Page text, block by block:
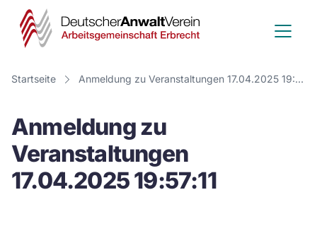
Deutscher
Anwalt
Verein
Startseite Anmeldung zu Veranstaltungen 17.04.2025 19:57:11
Anmeldung zu
Veranstaltungen
17.04.2025 19:57:11